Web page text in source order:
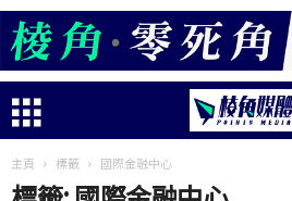
主頁 標籤 國際金融中心